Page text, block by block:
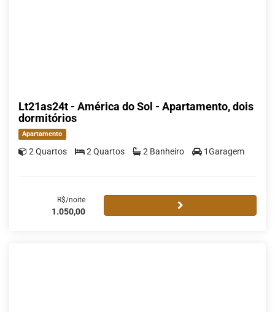
Lt21as24t - América do Sol - Apartamento, dois
dormitórios
Apartamento
2 Quartos 2 Quartos 2 Banheiro 1Garagem
R$/noite
1.050,00